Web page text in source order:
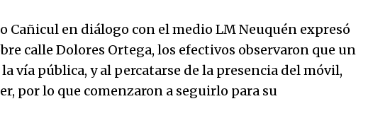
Cañicul en diálogo con el medio LM Neuquén expresó
calle Dolores Ortega, los efectivos observaron que un
vía pública, y al percatarse de la presencia del móvil,
por lo que comenzaron a seguirlo para su